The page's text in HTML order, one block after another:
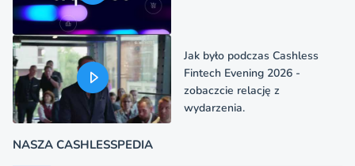
Jak było podczas Cashless
Fintech Evening 2026 -
zobaczcie relację z
wydarzenia.
NASZA CASHLESSPEDIA